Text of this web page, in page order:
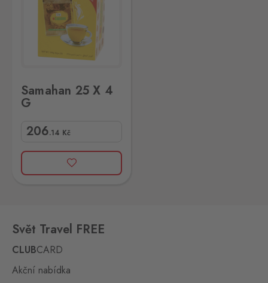
Samahan 25 X 4
G
206.14 Kč
Svět Travel FREE
CLUBCARD
Akční nabídka